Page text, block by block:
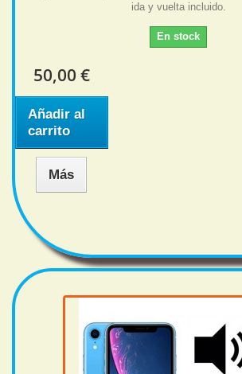
ida y vuelta incluido.
En stock
50,00 €
Añadir al
carrito
Más